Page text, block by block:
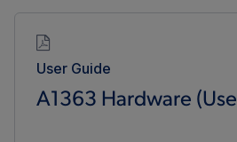
User Guide
A1363 Hardware